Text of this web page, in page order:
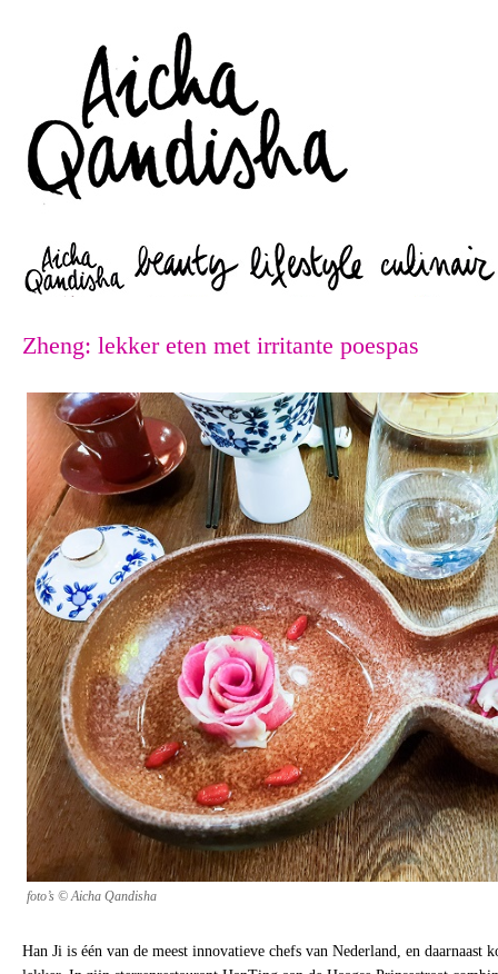
Zheng: lekker eten met irritante poespas
foto’s © Aicha Qandisha
Han Ji is één van de meest innovatieve chefs van Nederland, en daarnaast